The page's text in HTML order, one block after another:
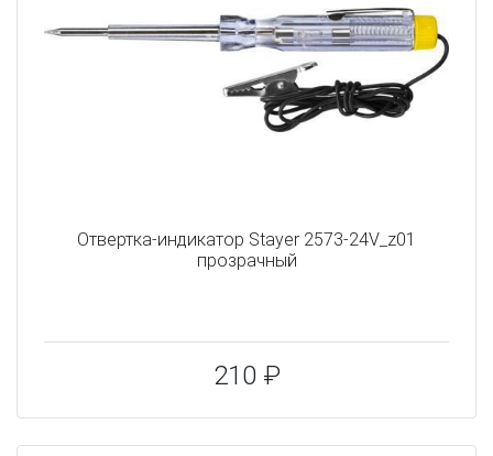
Отвертка-индикатор Stayer 2573-24V_z01
прозрачный
210 ₽